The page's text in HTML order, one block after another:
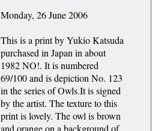
Monday, 26 June 2006
This is a print by Yukio Katsuda
purchased in Japan in about
1982 NO!. It is numbered
69/100 and is depiction No. 123
in the series of Owls.It is signed
by the artist. The texture to this
print is lovely. The owl is brown
and orange on a background of